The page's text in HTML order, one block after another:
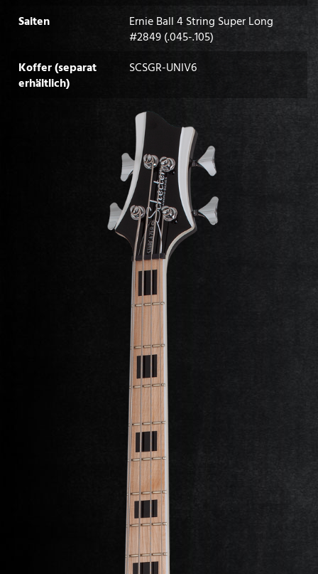
Saiten
Ernie Ball 4 String Super Long
#2849 (.045-.105)
Koffer (separat
erhältlich)
SCSGR-UNIV6